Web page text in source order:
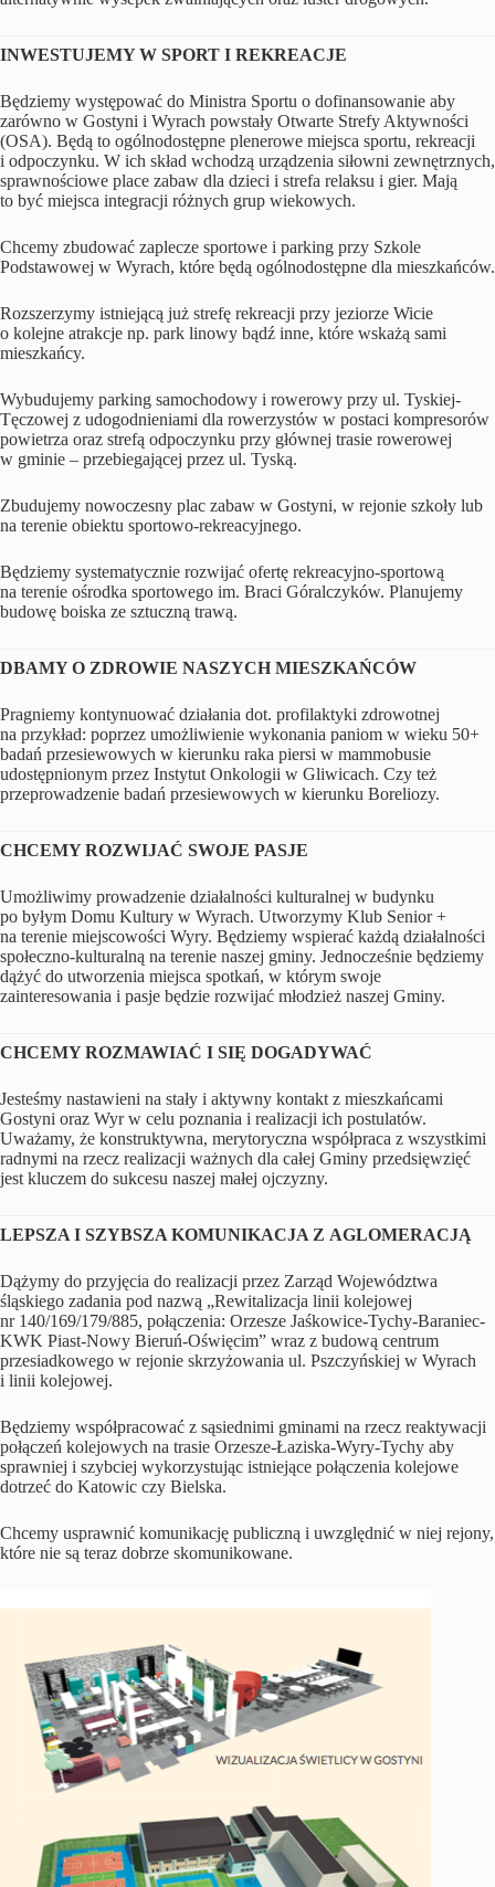
INWESTUJEMY W SPORT I REKREACJE
Będziemy występować do Ministra Sportu o dofinansowanie aby
zarówno w Gostyni i Wyrach powstały Otwarte Strefy Aktywności
(OSA). Będą to ogólnodostępne plenerowe miejsca sportu, rekreacji
i odpoczynku. W ich skład wchodzą urządzenia siłowni zewnętrznych,
sprawnościowe place zabaw dla dzieci i strefa relaksu i gier. Mają
to być miejsca integracji różnych grup wiekowych.
Chcemy zbudować zaplecze sportowe i parking przy Szkole
Podstawowej w Wyrach, które będą ogólnodostępne dla mieszkańców.
Rozszerzymy istniejącą już strefę rekreacji przy jeziorze Wicie
o kolejne atrakcje np. park linowy bądź inne, które wskażą sami
mieszkańcy.
Wybudujemy parking samochodowy i rowerowy przy ul. Tyskiej-
Tęczowej z udogodnieniami dla rowerzystów w postaci kompresorów
powietrza oraz strefą odpoczynku przy głównej trasie rowerowej
w gminie – przebiegającej przez ul. Tyską.
Zbudujemy nowoczesny plac zabaw w Gostyni, w rejonie szkoły lub
na terenie obiektu sportowo-rekreacyjnego.
Będziemy systematycznie rozwijać ofertę rekreacyjno-sportową
na terenie ośrodka sportowego im. Braci Góralczyków. Planujemy
budowę boiska ze sztuczną trawą.
DBAMY O ZDROWIE NASZYCH MIESZKAŃCÓW
Pragniemy kontynuować działania dot. profilaktyki zdrowotnej
na przykład: poprzez umożliwienie wykonania paniom w wieku 50+
badań przesiewowych w kierunku raka piersi w mammobusie
udostępnionym przez Instytut Onkologii w Gliwicach. Czy też
przeprowadzenie badań przesiewowych w kierunku Boreliozy.
CHCEMY ROZWIJAĆ SWOJE PASJE
Umożliwimy prowadzenie działalności kulturalnej w budynku
po byłym Domu Kultury w Wyrach. Utworzymy Klub Senior +
na terenie miejscowości Wyry. Będziemy wspierać każdą działalności
społeczno-kulturalną na terenie naszej gminy. Jednocześnie będziemy
dążyć do utworzenia miejsca spotkań, w którym swoje
zainteresowania i pasje będzie rozwijać młodzież naszej Gminy.
CHCEMY ROZMAWIAĆ I SIĘ DOGADYWAĆ
Jesteśmy nastawieni na stały i aktywny kontakt z mieszkańcami
Gostyni oraz Wyr w celu poznania i realizacji ich postulatów.
Uważamy, że konstruktywna, merytoryczna współpraca z wszystkimi
radnymi na rzecz realizacji ważnych dla całej Gminy przedsięwzięć
jest kluczem do sukcesu naszej małej ojczyzny.
LEPSZA I SZYBSZA KOMUNIKACJA Z AGLOMERACJĄ
Dążymy do przyjęcia do realizacji przez Zarząd Województwa
śląskiego zadania pod nazwą „Rewitalizacja linii kolejowej
nr 140/169/179/885, połączenia: Orzesze Jaśkowice-Tychy-Baraniec-
KWK Piast-Nowy Bieruń-Oświęcim” wraz z budową centrum
przesiadkowego w rejonie skrzyżowania ul. Pszczyńskiej w Wyrach
i linii kolejowej.
Będziemy współpracować z sąsiednimi gminami na rzecz reaktywacji
połączeń kolejowych na trasie Orzesze-Łaziska-Wyry-Tychy aby
sprawniej i szybciej wykorzystując istniejące połączenia kolejowe
dotrzeć do Katowic czy Bielska.
Chcemy usprawnić komunikację publiczną i uwzględnić w niej rejony,
które nie są teraz dobrze skomunikowane.